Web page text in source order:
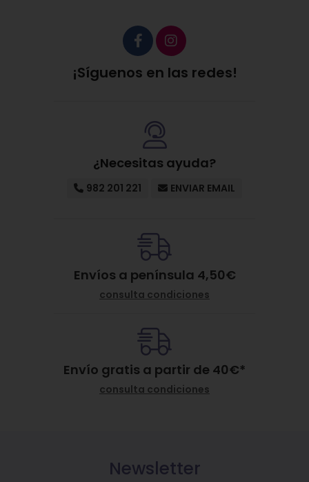
¡Síguenos en las redes!
¿Necesitas ayuda?
982 201 221 ENVIAR EMAIL
Envíos a península 4,50€
consulta condiciones
Envío gratis a partir de 40€*
consulta condiciones
Newsletter